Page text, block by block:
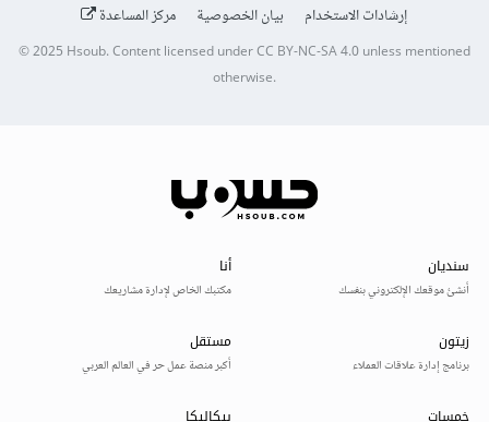
إرشادات الاستخدام
بيان الخصوصية مركز المساعدة
© 2025Hsoub.Content licensed underCC BY-NC-SA 4.0unless mentioned
otherwise.